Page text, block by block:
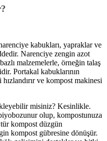
kabukları, yapraklar ve
Narenciye zengin azot
malzemelerle, örneğin talaş
Portakal kabuklarının
ve kompost makinesi
misiniz? Kesinlikle.
olup, kompostunuza
kompost düzgün
kompost gübresine dönüşür.